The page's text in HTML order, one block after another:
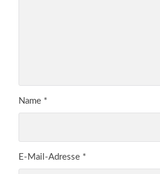
Name *
E-Mail-Adresse *